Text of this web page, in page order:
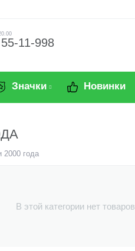
11-998
Значки Новинки
2000 года
В этой категории нет товаров